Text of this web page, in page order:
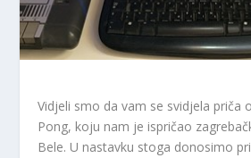
Vidjeli smo da vam se svidjela priča
Pong, koju nam je ispričao
Bele. U nastavku stoga donosimo